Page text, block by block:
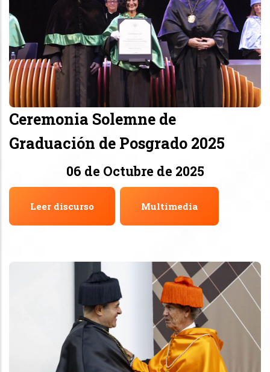
Ceremonia Solemne de
Graduación de Posgrado 2025
06 de Octubre de 2025
Leer discurso Multimedia